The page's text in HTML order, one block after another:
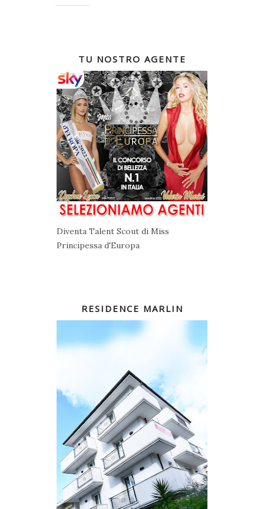
TU NOSTRO AGENTE
Diventa Talent Scout di Miss
Principessa d'Europa
RESIDENCE MARLIN